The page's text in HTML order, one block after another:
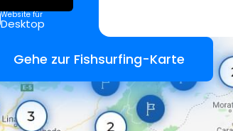
Website für
Desktop
Gehe zur Fishsurfing-Karte